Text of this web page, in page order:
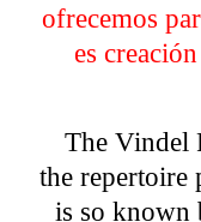
ofrecemos
es
The Vindel
the repertoire
is so known